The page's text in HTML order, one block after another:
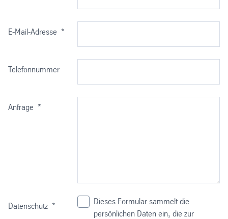
Herstellungsverfahren: gezogen
E-Mail-Adresse *
Telefonnummer
Anfrage *
Datenschutz *
Dieses Formular sammelt die
persönlichen Daten ein, die zur